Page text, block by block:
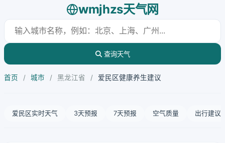
wmjhzs天气网
查询天气
首页 / 城市 / 黑龙江省 / 爱民区健康养生建议
爱民区实时天气 3天预报 7天预报 空气质量 出行建议